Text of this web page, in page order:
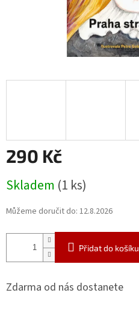
290 Kč
cena:
Skladem (1 ks)
Můžeme doručit do: 12.8.2026
Přidat do košíku
Zdarma od nás dostanete